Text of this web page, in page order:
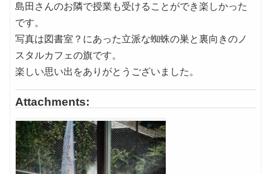
島田さんのお隣で授業も受けることができ楽しかった
です。
写真は図書室？にあった立派な蜘蛛の巣と裏向きのノ
スタルカフェの旗です。
楽しい思い出をありがとうございました。
Attachments: